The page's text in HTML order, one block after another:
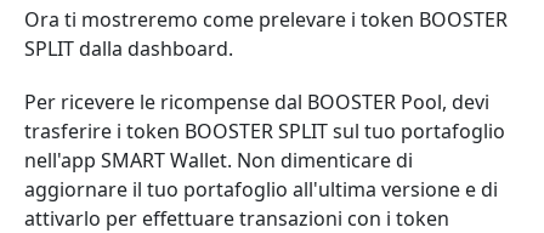
Ora ti mostreremo come prelevare i token BOOSTER
SPLIT dalla dashboard.
Per ricevere le ricompense dal BOOSTER Pool, devi
trasferire i token BOOSTER SPLIT sul tuo portafoglio
nell'app SMART Wallet. Non dimenticare di
aggiornare il tuo portafoglio all'ultima versione e di
attivarlo per effettuare transazioni con i token